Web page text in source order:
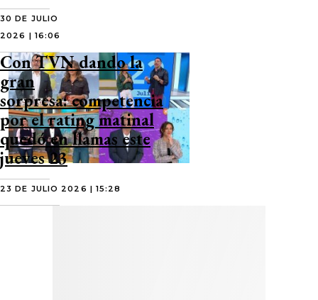
30 DE JULIO
2026 | 16:06
Con TVN dando la
gran
sorpresa: competencia
por el rating matinal
quedó en llamas este
jueves 23
23 DE JULIO 2026 | 15:28